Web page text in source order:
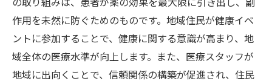
作用を未然に防ぐためのものです。地域住民が健康イベ
ントに参加することで、健康に関する意識が高まり、地
域全体の医療水準が向上します。また、医療スタッフが
地域に出向くことで、信頼関係の構築が促進され、住民